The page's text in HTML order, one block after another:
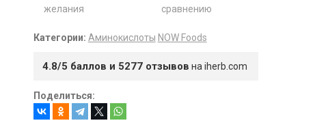
желания
сравнению
Категории: Аминокислоты NOW Foods
4.8/5 баллов и 5277 отзывов на iherb.com
Поделиться: